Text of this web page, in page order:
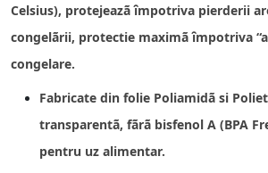
Celsius), protejeazã ȋmpotriva pierderii
congelãrii, protectie maximã ȋmpotriva
congelare.
Fabricate din folie Poliamidã si
transparentã, fãrã bisfenol A (BPA
pentru uz alimentar.